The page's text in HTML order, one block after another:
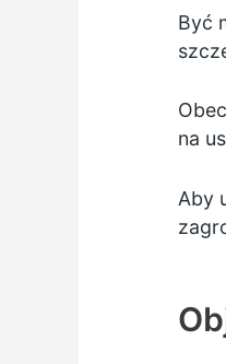
Być
na
Aby